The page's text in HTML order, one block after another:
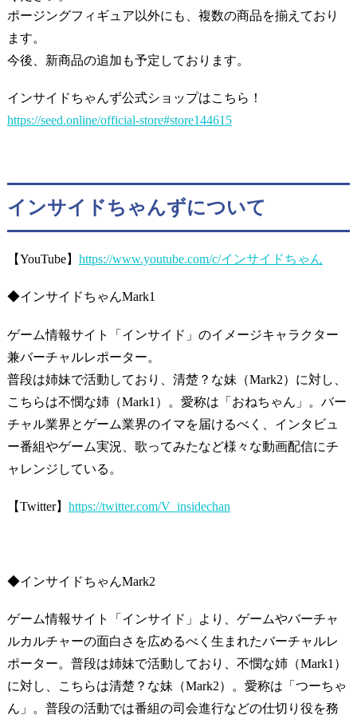
ポージングフィギュア以外にも、複数の商品を揃えており
ます。
今後、新商品の追加も予定しております。
インサイドちゃんず公式ショップはこちら！
https://seed.online/official-store#store144615
インサイドちゃんずについて
【YouTube】 https://www.youtube.com/c/インサイドちゃん
◆インサイドちゃんMark1
ゲーム情報サイト「インサイド」のイメージキャラクター
兼バーチャルレポーター。
普段は姉妹で活動しており、清楚？な妹（Mark2）に対し、
こちらは不憫な姉（Mark1）。愛称は「おねちゃん」。バー
チャル業界とゲーム業界のイマを届けるべく、インタビュ
ー番組やゲーム実況、歌ってみたなど様々な動画配信にチ
ャレンジしている。
【Twitter】 https://twitter.com/V_insidechan
◆インサイドちゃんMark2
ゲーム情報サイト「インサイド」より、ゲームやバーチャ
ルカルチャーの面白さを広めるべく生まれたバーチャルレ
ポーター。普段は姉妹で活動しており、不憫な姉（Mark1）
に対し、こちらは清楚？な妹（Mark2）。愛称は「つーちゃ
ん」。普段の活動では番組の司会進行などの仕切り役を務